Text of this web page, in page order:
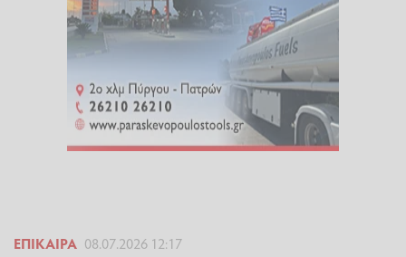
ΕΠΊΚΑΙΡΑ 08.07.2026 12:17